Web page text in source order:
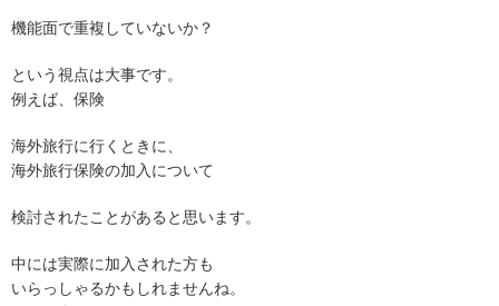
機能面で重複していないか？
という視点は大事です。
例えば、保険
海外旅行に行くときに、
海外旅行保険の加入について
検討されたことがあると思います。
中には実際に加入された方も
いらっしゃるかもしれませんね。